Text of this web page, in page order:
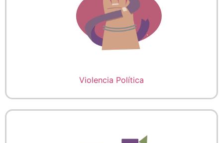
Violencia Política